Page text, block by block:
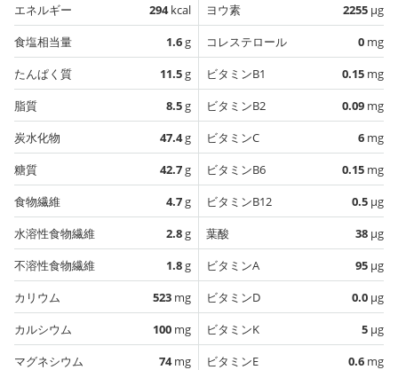
エネルギー 294kcal
食塩相当量
1.6g
たんぱく質
11.5g
脂質
8.5g
炭水化物
47.4g
糖質
42.7g
食物繊維
4.7g
水溶性食物繊維
2.8g
不溶性食物繊維
1.8g
カリウム
523 mg
カルシウム
100 mg
マグネシウム
74mg
ヨウ素 2255 µg
コレステロール
0 mg
ビタミンB1
0.15 mg
ビタミンB2
0.09 mg
ビタミンC
6 mg
ビタミンB6
0.15 mg
ビタミンB12
0.5 µg
葉酸
38 µg
ビタミンA
95 µg
ビタミンD
0.0 µg
ビタミンK
5 µg
ビタミンE
0.6 mg